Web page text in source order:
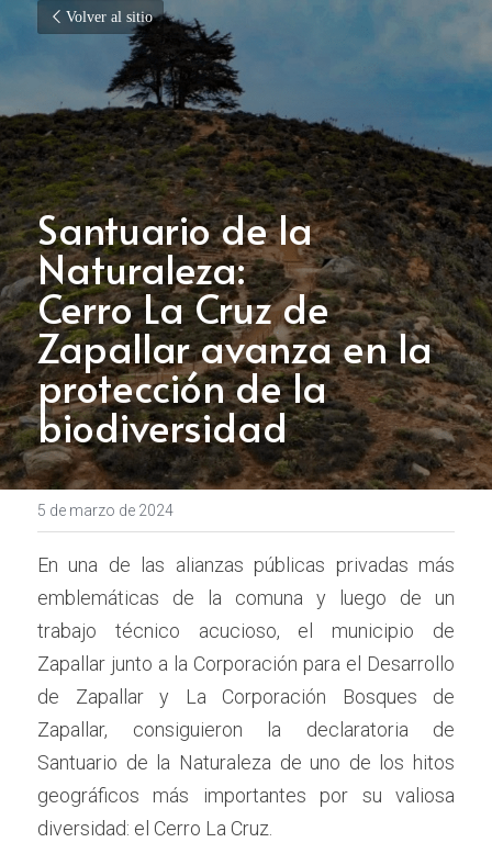
Volver al sitio
Santuario de la
Naturaleza:
Cerro La Cruz de
Zapallar avanza en la
protección de la
biodiversidad
5 de marzo de 2024
En una de las alianzas públicas privadas más
emblemáticas de la comuna y luego de un
trabajo técnico acucioso, el municipio de
Zapallar junto a la Corporación para el Desarrollo
de Zapallar y La Corporación Bosques de
Zapallar, consiguieron la declaratoria de
Santuario de la Naturaleza de uno de los hitos
geográficos más importantes por su valiosa
diversidad: el Cerro La Cruz.